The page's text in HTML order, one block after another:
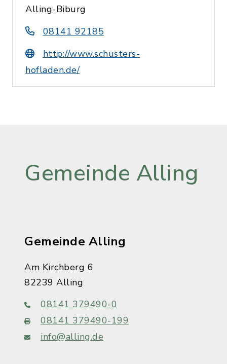
Alling-Biburg
08141 92185
http://www.schusters-
hofladen.de/
Gemeinde Alling
Gemeinde Alling
Am Kirchberg 6
82239 Alling
08141 379490-0
08141 379490-199
info@alling.de